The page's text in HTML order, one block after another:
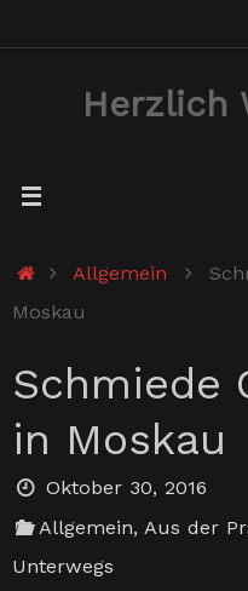
Herzlich
StartAllgemein
Moskau
Schmiede
in Moskau
Oktober 30, 2016
Allgemein,Aus der
Unterwegs